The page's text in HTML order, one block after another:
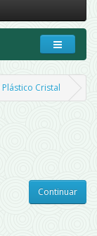
Cristal
Continuar